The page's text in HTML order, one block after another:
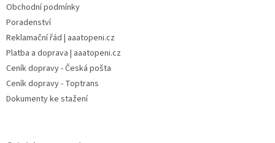
Obchodní podmínky
Poradenství
Reklamační řád | aaatopeni.cz
Platba a doprava | aaatopeni.cz
Ceník dopravy - Česká pošta
Ceník dopravy - Toptrans
Dokumenty ke stažení